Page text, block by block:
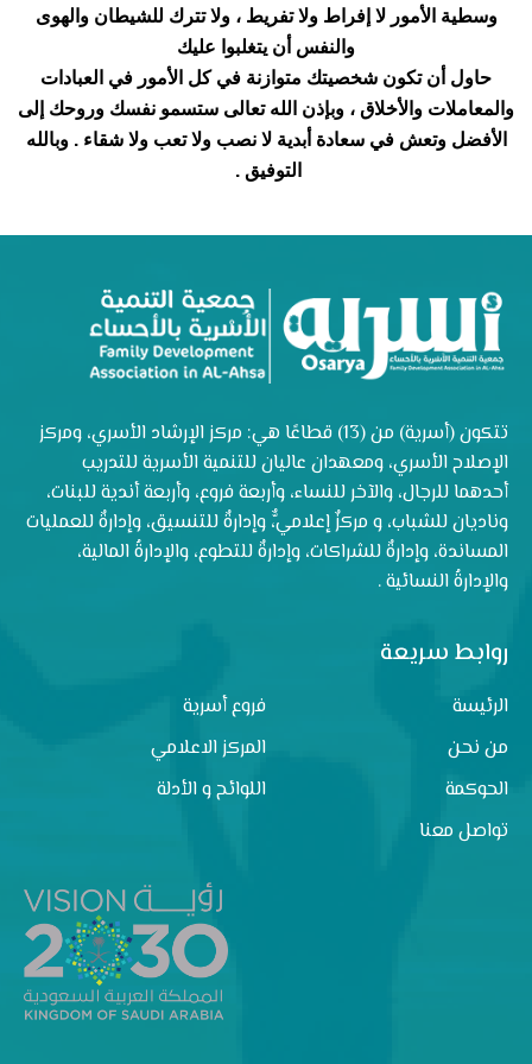
وسطية الأمور لا إفراط ولا تفريط ، ولا تترك للشيطان والهوى
والنفس أن يتغلبوا عليك
حاول أن تكون شخصيتك متوازنة في كل الأمور في العبادات
والمعاملات والأخلاق ، وبإذن الله تعالى ستسمو نفسك وروحك إلى
الأفضل وتعش في سعادة أبدية لا نصب ولا تعب ولا شقاء . وبالله
التوفيق .
تتكون (أسرية) من (13) قطاعًا هي: مركز الإرشاد الأسري، ومركز
الإصلاح الأسري، ومعهدان عاليان للتنمية الأسرية للتدريب
أحدهما للرجال، والآخر للنساء، وأربعة فروع، وأربعة أندية للبنات،
وناديان للشباب، و مركزٌ إعلاميٌّ، وإدارةٌ للتنسيق، وإدارةٌ للعمليات
المساندة، وإدارةٌ للشراكات، وإدارةٌ للتطوع، والإدارةُ المالية،
والإدارةُ النسائية .
روابط سريعة
الرئيسة
فروع أسرية
من نحن
المركز الاعلامي
الحوكمة
اللوائح و الأدلة
تواصل معنا